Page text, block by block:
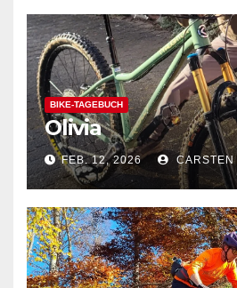
BIKE-TAGEBUCH
Olivia
FEB. 12, 2026 CARSTEN